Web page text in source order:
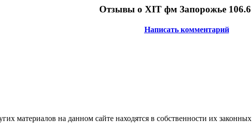
Отзывы о ХIT фм Запорожье
Написать комментарий
материалов на данном сайте находятся в собственности их